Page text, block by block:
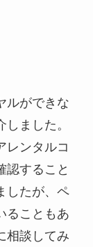
ルができな
ました。
レンタルコ
認すること
したが、ペ
ることもあ
相談してみ